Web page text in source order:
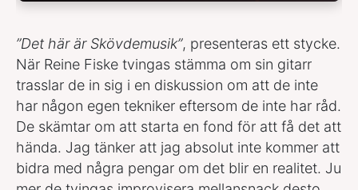
”Det här är Skövdemusik”, presenteras ett stycke.
När Reine Fiske tvingas stämma om sin gitarr
trasslar de in sig i en diskussion om att de inte
har någon egen tekniker eftersom de inte har råd.
De skämtar om att starta en fond för att få det att
hända. Jag tänker att jag absolut inte kommer att
bidra med några pengar om det blir en realitet. Ju